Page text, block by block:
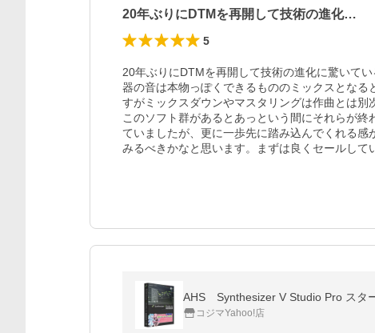
20年ぶりにDTMを再開して技術の進化…
5
20年ぶりにDTMを再開して技術の進化に驚いて
器の音は本物っぽくできるもののミックスとな
すがミックスダウンやマスタリングは作曲とは別
このソフト群があるとあっという間にそれらが
ていましたが、更に一歩先に踏み込んでくれる
みるべきかなと思います。まずは良くセールし
AHS Synthesizer V Studio Pro スタ
コジマYahoo!店